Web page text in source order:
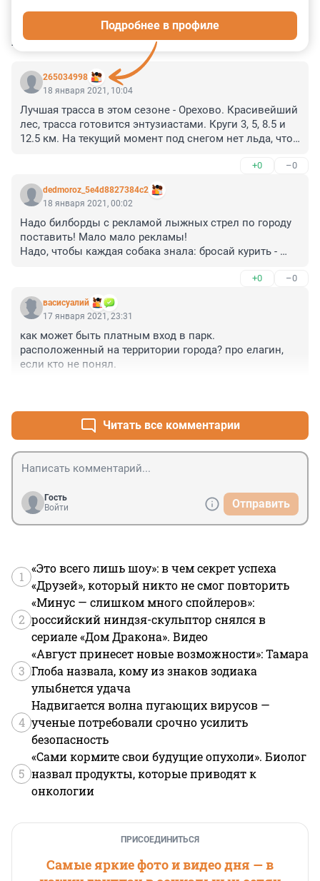
КОММЕНТАРИИ 7
265034998
Подробнее в профиле
18 января 2021, 10:04
Лучшая трасса в этом сезоне - Орехово. Красивейший
лес, трасса готовится энтузиастами. Круги 3, 5, 8.5 и
12.5 км. На текущий момент под снегом нет льда, что
Проката нет.
Забыли ещё Гарболово - бесплатная трасса с тёплой
раздевалкой, туалетом. И важно, что трасса
постоянно готовится снегоходом. Есть круги 7 км (с
горками), 3 км (равнинный) и 11 км (для туристов).
Ближе к городу ещё хорошо можно покататься в
Баболовском парке (но без горок). Проката нет.
Есть трасса в Павлово (рядом с Колтушами) - её
готовят для детской спортивной школы. Круг около 3
км. Местами на спусках и подъёмах лёд.
Туда только сквозь заборы продираться -
удовольствие малоприятное.
Забыли трассу СКА в Токсово - рядом есть прокат на
Северном склоне. В хорошем состоянии круг 5 км, 10
Динамо в Токсово, Зеленогорск - сплошной лёд,
некомфортно
+0 –0
dedmoroz_5e4d8827384c2
18 января 2021, 00:02
Надо билборды с рекламой лыжных стрел по городу
поставить! Мало мало рекламы!
Надо, чтобы каждая собака знала: бросай курить -
+0 –0
васисуалий
17 января 2021, 23:31
как может быть платным вход в парк.
расположенный на территории города? про елагин,
если кто не понял.
Читать все комментарии
Гость
Войти
Отправить
1
«Это всего лишь шоу»: в чем секрет успеха
«Друзей», который никто не смог повторить
2
«Минус — слишком много спойлеров»:
российский ниндзя-скульптор снялся в
сериале «Дом Дракона». Видео
3
«Август принесет новые возможности»: Тамара
Глоба назвала, кому из знаков зодиака
улыбнется удача
4
Надвигается волна пугающих вирусов —
ученые потребовали срочно усилить
безопасность
5
«Сами кормите свои будущие опухоли». Биолог
назвал продукты, которые приводят к
онкологии
ПРИСОЕДИНИТЬСЯ
Самые яркие фото и видео дня — в